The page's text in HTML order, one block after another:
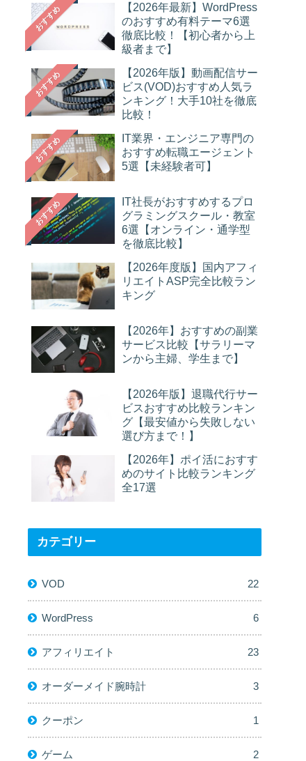
おすすめ
【2026年最新】WordPress
のおすすめ有料テーマ6選
徹底比較！【初心者から上
級者まで】
おすすめ
【2026年版】動画配信サー
ビス(VOD)おすすめ人気ラ
ンキング！大手10社を徹底
比較！
おすすめ
IT業界・エンジニア専門の
おすすめ転職エージェント
5選【未経験者可】
おすすめ
IT社長がおすすめするプロ
グラミングスクール・教室
6選【オンライン・通学型
を徹底比較】
【2026年度版】国内アフィ
リエイトASP完全比較ラン
キング
【2026年】おすすめの副業
サービス比較【サラリーマ
ンから主婦、学生まで】
【2026年版】退職代行サー
ビスおすすめ比較ランキン
グ【最安値から失敗しない
選び方まで！】
【2026年】ポイ活におすす
めのサイト比較ランキング
全17選
カテゴリー
VOD 22
WordPress 6
アフィリエイト 23
オーダーメイド腕時計 3
クーポン 1
ゲーム 2